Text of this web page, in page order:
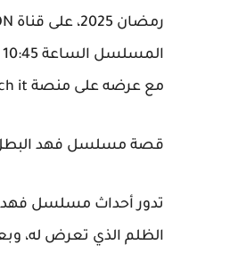
مع عرضه على منصة Watch it الرقمية مسلسل فهد البطل حلقة 4 .
قصة مسلسل فهد
تدور أحداث مسلسل
الظلم الذي تعرض له،